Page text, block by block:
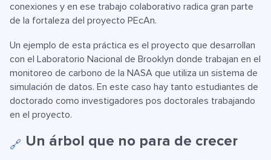
conexiones y en ese trabajo colaborativo radica gran parte
de la fortaleza del proyecto PEcAn.
Un ejemplo de esta práctica es el proyecto que desarrollan
con el Laboratorio Nacional de Brooklyn donde trabajan en el
monitoreo de carbono de la NASA que utiliza un sistema de
simulación de datos. En este caso hay tanto estudiantes de
doctorado como investigadores pos doctorales trabajando
en el proyecto.
🔗 Un árbol que no para de crecer